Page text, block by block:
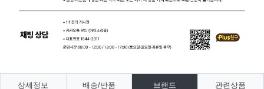
상세정보 배송/반품 브랜드 관련상품